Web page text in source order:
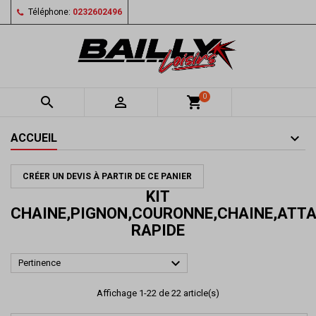
Téléphone: 0232602496
  shopping_cart0
ACCUEIL
CRÉER UN DEVIS À PARTIR DE CE PANIER
KIT
RAPIDE
Pertinence 
Affichage 1-22 de 22 article(s)